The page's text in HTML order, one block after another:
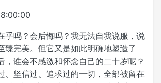
乎吗？会后悔吗？我无法自我说服，说
臻完美。但它又是如此明确地塑造了
，谁会不感激和怀念自己的二十岁呢？
、坚信过、追求过的一切，全部被留在